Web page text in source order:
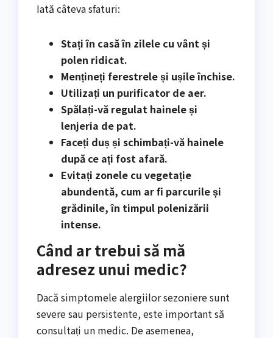
Iată câteva sfaturi:
Stați în casă în zilele cu vânt și
polen ridicat.
Mențineți ferestrele și ușile închise.
Utilizați un purificator de aer.
Spălați-vă regulat hainele și
lenjeria de pat.
Faceți duș și schimbați-vă hainele
după ce ați fost afară.
Evitați zonele cu vegetație
abundentă, cum ar fi parcurile și
grădinile, în timpul polenizării
intense.
Când ar trebui să mă
adresez unui medic?
Dacă simptomele alergiilor sezoniere sunt
severe sau persistente, este important să
consultați un medic. De asemenea,